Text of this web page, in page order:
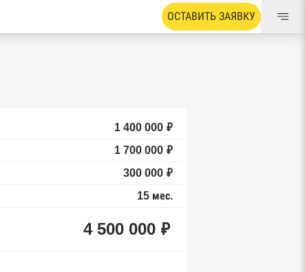
ОСТАВИТЬ ЗАЯВКУ
1 400 000 ₽
1 700 000 ₽
300 000 ₽
15 мес.
4 500 000 ₽